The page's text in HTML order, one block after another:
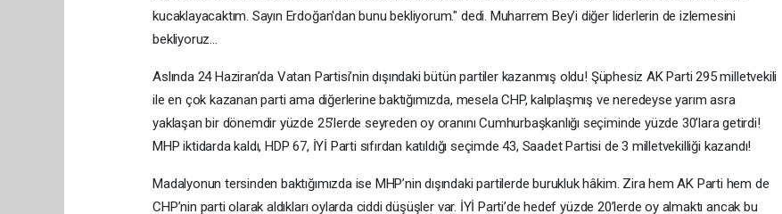
kucaklayacaktım. Sayın Erdoğan'dan bunu bekliyorum." dedi. Muharrem Bey’i diğer liderlerin de izlemesini
bekliyoruz…
Aslında 24 Haziran’da Vatan Partisi’nin dışındaki bütün partiler kazanmış oldu! Şüphesiz AK Parti 295 milletvekili
ile en çok kazanan parti ama diğerlerine baktığımızda, mesela CHP, kalıplaşmış ve neredeyse yarım asra
yaklaşan bir dönemdir yüzde 25’lerde seyreden oy oranını Cumhurbaşkanlığı seçiminde yüzde 30’lara getirdi!
MHP iktidarda kaldı, HDP 67, İYİ Parti sıfırdan katıldığı seçimde 43, Saadet Partisi de 3 milletvekilliği kazandı!
Madalyonun tersinden baktığımızda ise MHP’nin dışındaki partilerde burukluk hâkim. Zira hem AK Parti hem de
CHP’nin parti olarak aldıkları oylarda ciddi düşüşler var. İYİ Parti’de hedef yüzde 20’lerde oy almaktı ancak bu